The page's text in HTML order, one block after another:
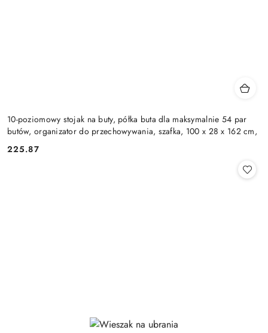
10-poziomowy stojak na buty, półka buta dla maksymalnie 54 par
butów, organizator do przechowywania, szafka, 100 x 28 x 162 cm,
Cena:
225.87